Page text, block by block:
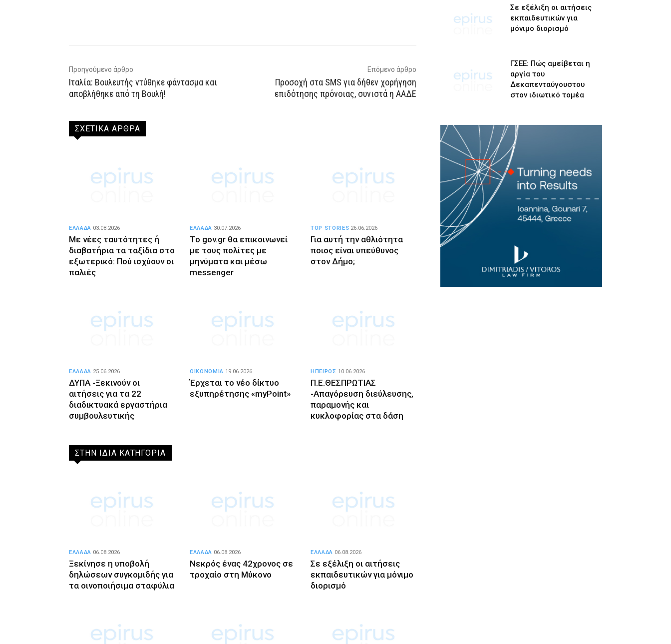
Προηγούμενο άρθρο
Ιταλία: Βουλευτής ντύθηκε φάντασμα και
αποβλήθηκε από τη Βουλή!
Επόμενο άρθρο
Προσοχή στα SMS για δήθεν χορήγηση
επιδότησης πρόνοιας, συνιστά η ΑΑΔΕ
ΣΧΕΤΙΚΑ ΑΡΘΡΑ
Με νέες ταυτότητες ή
διαβατήρια τα ταξίδια στο
εξωτερικό: Πού ισχύουν οι
παλιές
ΕΛΛΑΔΑ 03.08.2026
Το gov.gr θα επικοινωνεί
με τους πολίτες με
μηνύματα και μέσω
messenger
ΕΛΛΑΔΑ 30.07.2026
Για αυτή την αθλιότητα
ποιος είναι υπεύθυνος
στον Δήμο;
TOP STORIES 26.06.2026
ΔΥΠΑ -Ξεκινούν οι
αιτήσεις για τα 22
διαδικτυακά εργαστήρια
συμβουλευτικής
ΕΛΛΑΔΑ 25.06.2026
Έρχεται το νέο δίκτυο
εξυπηρέτησης «myPoint»
ΟΙΚΟΝΟΜΙΑ 19.06.2026
Π.Ε.ΘΕΣΠΡΩΤΙΑΣ
-Απαγόρευση διεύλευσης,
παραμονής και
κυκλοφορίας στα δάση
ΗΠΕΙΡΟΣ 10.06.2026
ΣΤΗΝ ΙΔΙΑ ΚΑΤΗΓΟΡΙΑ
Ξεκίνησε η υποβολή
δηλώσεων συγκομιδής για
τα οινοποιήσιμα σταφύλια
ΕΛΛΑΔΑ 06.08.2026
Νεκρός ένας 42χρονος σε
τροχαίο στη Μύκονο
ΕΛΛΑΔΑ 06.08.2026
Σε εξέλιξη οι αιτήσεις
εκπαιδευτικών για μόνιμο
διορισμό
ΕΛΛΑΔΑ 06.08.2026
Σε εξέλιξη οι αιτήσεις
εκπαιδευτικών για
μόνιμο διορισμό
ΓΣΕΕ: Πώς αμείβεται η
αργία του
Δεκαπενταύγουστου
στον ιδιωτικό τομέα